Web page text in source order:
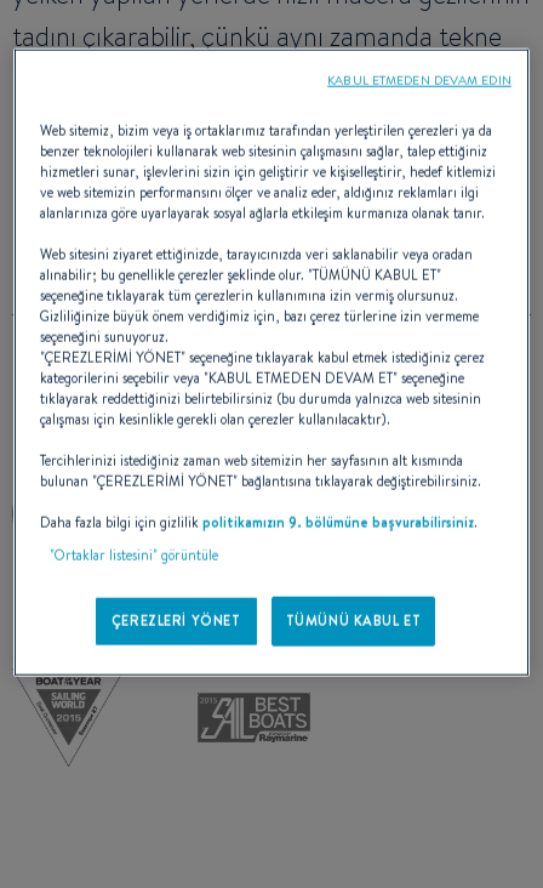
tadını çıkarabilir, çünkü aynı zamanda tekne
DENİZ MİMARI:SAMUEL MANUARD
İÇ TASARIM:SITO
KONSEPT & AR-GE:SEASCAPE
ÖDÜL(LER)
Web sitemiz, bizim veya iş ortaklarımız tarafından yerleştirilen çerezleri ya da
benzer teknolojileri kullanarak web sitesinin çalışmasını sağlar, talep ettiğiniz
hizmetleri sunar, işlevlerini sizin için geliştirir ve kişiselleştirir, hedef kitlemizi
ve web sitemizin performansını ölçer ve analiz eder, aldığınız reklamları ilgi
alanlarınıza göre uyarlayarak sosyal ağlarla etkileşim kurmanıza olanak tanır.
Web sitesini ziyaret ettiğinizde, tarayıcınızda veri saklanabilir veya oradan
alınabilir; bu genellikle çerezler şeklinde olur. "TÜMÜNÜ KABUL ET"
seçeneğine tıklayarak tüm çerezlerin kullanımına izin vermiş olursunuz.
Gizliliğinize büyük önem verdiğimiz için, bazı çerez türlerine izin vermeme
seçeneğini sunuyoruz.
"ÇEREZLERİMİ YÖNET" seçeneğine tıklayarak kabul etmek istediğiniz çerez
kategorilerini seçebilir veya "KABUL ETMEDEN DEVAM ET" seçeneğine
tıklayarak reddettiğinizi belirtebilirsiniz (bu durumda yalnızca web sitesinin
çalışması için kesinlikle gerekli olan çerezler kullanılacaktır).
Tercihlerinizi istediğiniz zaman web sitemizin her sayfasının alt kısmında
bulunan "ÇEREZLERİMİ YÖNET" bağlantısına tıklayarak değiştirebilirsiniz.
Daha fazla bilgi için gizlilikpolitikamızın 9. bölümüne başvurabilirsiniz.
"Ortaklar listesini" görüntüle
ÇEREZLERİ YÖNET TÜMÜNÜ KABUL ET
KABUL ETMEDEN DEVAM EDIN